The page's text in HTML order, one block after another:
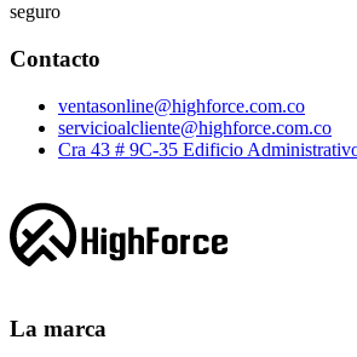
seguro
Contacto
ventasonline@highforce.com.co
servicioalcliente@highforce.com.co
Cra 43 # 9C-35 Edificio
La marca